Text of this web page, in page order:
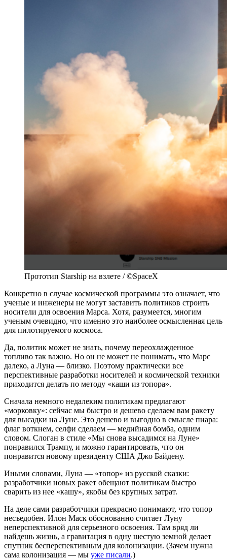
Прототип Starship на взлете / ©SpaceX
Конкретно в случае космической программы это означает, что
ученые и инженеры не могут заставить политиков строить
носители для освоения Марса. Хотя, разумеется, многим
ученым очевидно, что именно это наиболее осмысленная цель
для пилотируемого космоса.
Да, политик может не знать, почему переохлажденное
топливо так важно. Но он не может не понимать, что Марс
далеко, а Луна — близко. Поэтому практически все
перспективные разработки носителей и космической техники
приходится делать по методу «каши из топора».
Сначала немного недалеким политикам предлагают
«морковку»: сейчас мы быстро и дешево сделаем вам ракету
для высадки на Луне. Это дешево и выгодно в смысле пиара:
флаг воткнем, селфи сделаем — медийная бомба, одним
словом. Слоган в стиле «Мы снова высадимся на Луне»
понравился Трампу, и можно гарантировать, что он
понравится новому президенту США Джо Байдену.
Иными словами, Луна — «топор» из русской сказки:
разработчики новых ракет обещают политикам быстро
сварить из нее «кашу», якобы без крупных затрат.
На деле сами разработчики прекрасно понимают, что топор
несъедобен. Илон Маск обоснованно считает Луну
неперспективной для серьезного освоения. Там вряд ли
найдешь жизнь, а гравитация в одну шестую земной делает
спутник бесперспективным для колонизации. (Зачем нужна
сама колонизация — мы уже писали.)